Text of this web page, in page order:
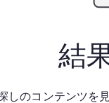
結
しのコンテンツを